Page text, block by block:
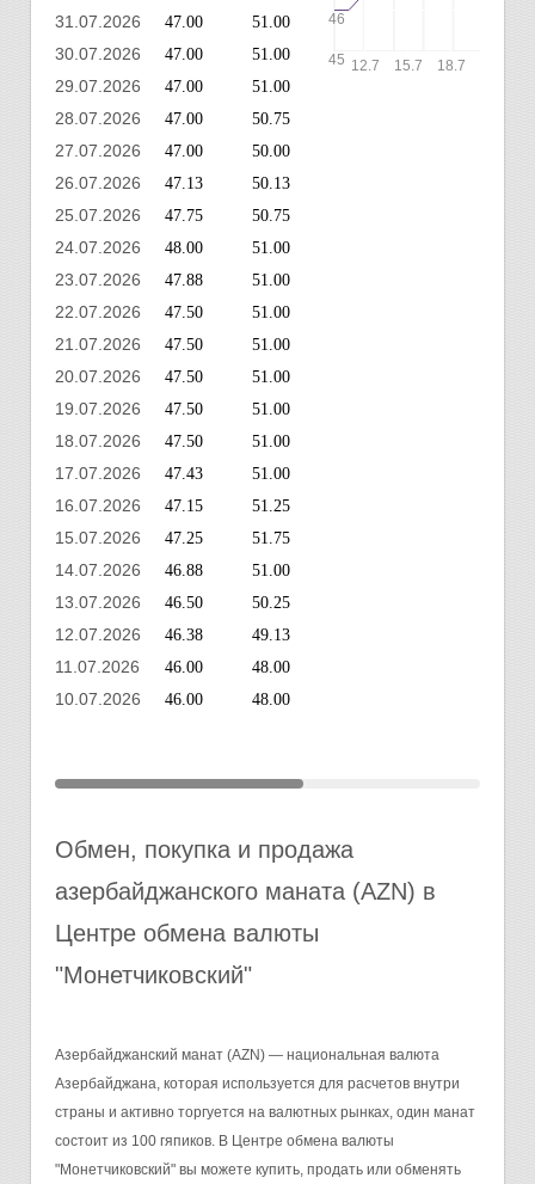
31.07.2026 47.00 51.00
30.07.2026 47.00 51.00
29.07.2026 47.00 51.00
28.07.2026 47.00 50.75
27.07.2026 47.00 50.00
26.07.2026 47.13 50.13
25.07.2026 47.75 50.75
24.07.2026 48.00 51.00
23.07.2026 47.88 51.00
22.07.2026 47.50 51.00
21.07.2026 47.50 51.00
20.07.2026 47.50 51.00
19.07.2026 47.50 51.00
18.07.2026 47.50 51.00
17.07.2026 47.43 51.00
16.07.2026 47.15 51.25
15.07.2026 47.25 51.75
14.07.2026 46.88 51.00
13.07.2026 46.50 50.25
12.07.2026 46.38 49.13
11.07.2026 46.00 48.00
10.07.2026 46.00 48.00
12.7 15.7 18.7
45
46
Обмен, покупка и продажа
азербайджанского маната (AZN) в
Центре обмена валюты
"Монетчиковский"
Азербайджанский манат (AZN) — национальная валюта
Азербайджана, которая используется для расчетов внутри
страны и активно торгуется на валютных рынках, один манат
состоит из 100 гяпиков. В Центре обмена валюты
"Монетчиковский" вы можете купить, продать или обменять